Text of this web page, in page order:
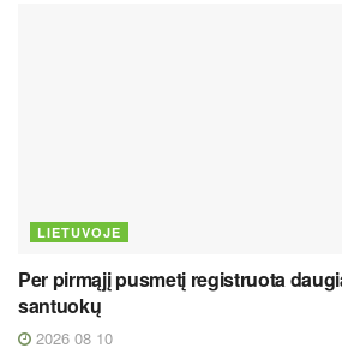
LIETUVOJE
Per pirmąjį pusmetį registruota
santuokų
2026 08 10